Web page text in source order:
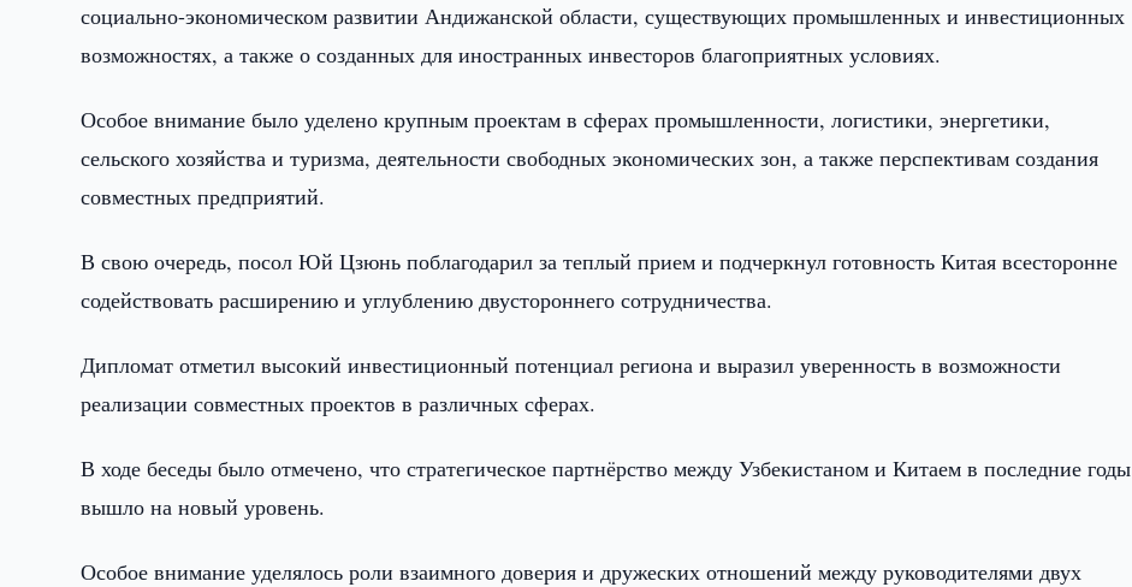
социально-экономическом развитии Андижанской области, существующих промышленных и инвестиционных
возможностях, а также о созданных для иностранных инвесторов благоприятных условиях.
Особое внимание было уделено крупным проектам в сферах промышленности, логистики, энергетики,
сельского хозяйства и туризма, деятельности свободных экономических зон, а также перспективам создания
совместных предприятий.
В свою очередь, посол Юй Цзюнь поблагодарил за теплый прием и подчеркнул готовность Китая всесторонне
содействовать расширению и углублению двустороннего сотрудничества.
Дипломат отметил высокий инвестиционный потенциал региона и выразил уверенность в возможности
реализации совместных проектов в различных сферах.
В ходе беседы было отмечено, что стратегическое партнёрство между Узбекистаном и Китаем в последние годы
вышло на новый уровень.
Особое внимание уделялось роли взаимного доверия и дружеских отношений между руководителями двух